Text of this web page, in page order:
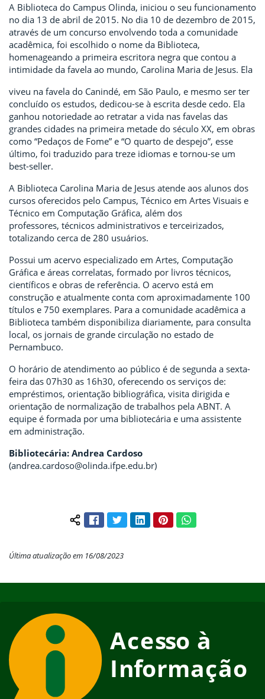
A Biblioteca do Campus Olinda, iniciou o seu funcionamento
no dia 13 de abril de 2015. No dia 10 de dezembro de 2015,
através de um concurso envolvendo toda a comunidade
acadêmica, foi escolhido o nome da Biblioteca,
homenageando a primeira escritora negra que contou a
intimidade da favela ao mundo, Carolina Maria de Jesus. Ela
viveu na favela do Canindé, em São Paulo, e mesmo ser ter
concluído os estudos, dedicou-se à escrita desde cedo. Ela
ganhou notoriedade ao retratar a vida nas favelas das
grandes cidades na primeira metade do século XX, em obras
como “Pedaços de Fome” e “O quarto de despejo”, esse
último, foi traduzido para treze idiomas e tornou-se um
best-seller.
A Biblioteca Carolina Maria de Jesus atende aos alunos dos
cursos oferecidos pelo Campus, Técnico em Artes Visuais e
Técnico em Computação Gráfica, além dos
professores, técnicos administrativos e terceirizados,
totalizando cerca de 280 usuários.
Possui um acervo especializado em Artes, Computação
Gráfica e áreas correlatas, formado por livros técnicos,
científicos e obras de referência. O acervo está em
construção e atualmente conta com aproximadamente 100
títulos e 750 exemplares. Para a comunidade acadêmica a
Biblioteca também disponibiliza diariamente, para consulta
local, os jornais de grande circulação no estado de
Pernambuco.
O horário de atendimento ao público é de segunda a sexta-
feira das 07h30 as 16h30, oferecendo os serviços de:
empréstimos, orientação bibliográfica, visita dirigida e
orientação de normalização de trabalhos pela ABNT. A
equipe é formada por uma bibliotecária e uma assistente
em administração.
Bibliotecária: Andrea Cardoso
(andrea.cardoso@olinda.ifpe.edu.br)
Compartilhar conteúdo:
FacebookTwitterLinkedInPinterestWhatsApp
Última atualização em 16/08/2023